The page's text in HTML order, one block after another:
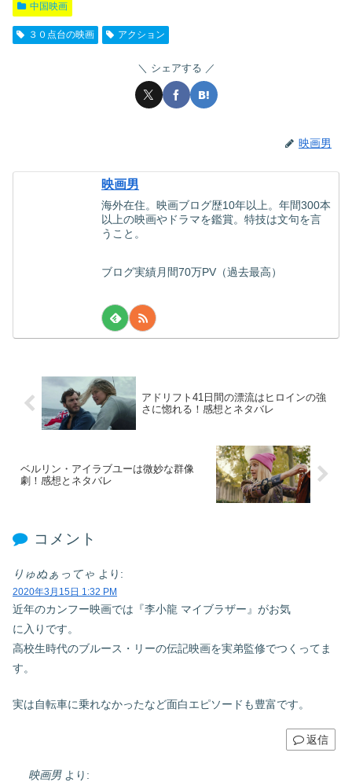
中国映画
３０点台の映画 アクション
シェアする
映画男
映画男
海外在住。映画ブログ歴10年以上。年間300本
以上の映画やドラマを鑑賞。特技は文句を言
うこと。
ブログ実績月間70万PV（過去最高）
アドリフト41日間の漂流はヒロインの強
さに惚れる！感想とネタバレ
ベルリン・アイラブユーは微妙な群像
劇！感想とネタバレ
コメント
りゅぬぁってゃ より:
2020年3月15日 1:32 PM
近年のカンフー映画では『李小龍 マイブラザー』がお気
に入りです。
高校生時代のブルース・リーの伝記映画を実弟監修でつくってま
す。
実は自転車に乗れなかったなど面白エピソードも豊富です。
返信
映画男 より: